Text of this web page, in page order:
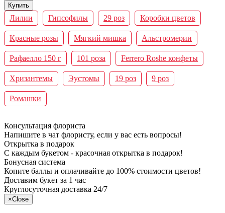
Купить
Лилии Гипсофилы 29 роз Коробки цветов
Красные розы Мягкий мишка Альстромерии
Рафаелло 150 г 101 роза Ferrero Roshe конфеты
Хризантемы Эустомы 19 роз 9 роз
Ромашки
Консультация флориста
Напишите в чат флористу, если у вас есть вопросы!
Открытка в подарок
С каждым букетом - красочная открытка в подарок!
Бонусная система
Копите баллы и оплачивайте до 100% стоимости цветов!
Доставим букет за 1 час
Круглосуточная доставка 24/7
×Close